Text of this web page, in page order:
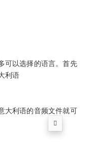
可以选择的语言。首先
利语
大利语的音频文件就可